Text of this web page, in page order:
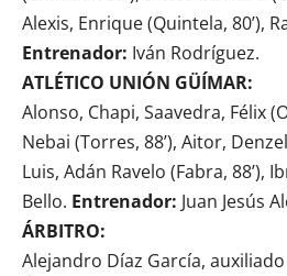
Alexis, Enrique (Quintela, 80’),
Entrenador: Iván Rodríguez.
ATLÉTICO UNIÓN GÜÍMAR:
Alonso, Chapi, Saavedra, Félix
Nebai (Torres, 88’), Aitor,
Luis, Adán Ravelo (Fabra, 88’),
Bello. Entrenador: Juan Jesús
ÁRBITRO:
Alejandro Díaz García,